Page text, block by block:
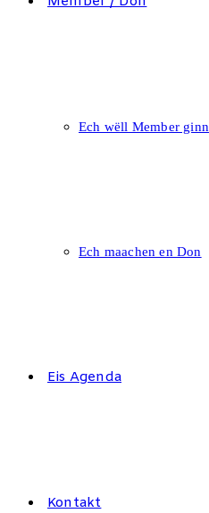
Ech wëll Member ginn
Ech maachen en Don
Eis Agenda
Kontakt